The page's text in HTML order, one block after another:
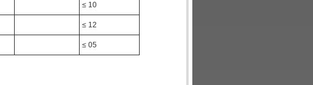
≤ 10
≤ 12
≤ 05